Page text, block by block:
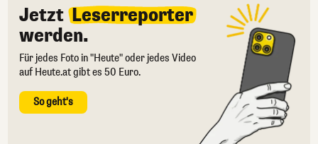
Jetzt Leserreporter
werden.
Für jedes Foto in "Heute" oder jedes Video
auf Heute.at gibt es 50 Euro.
So geht's